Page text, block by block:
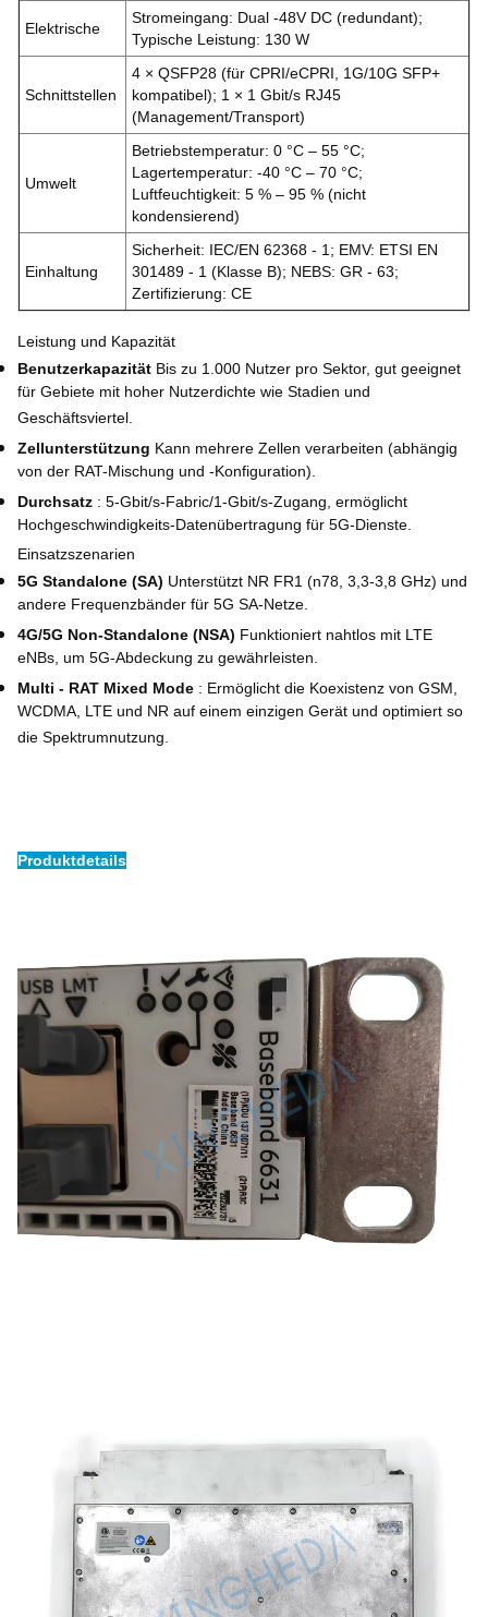
Elektrische
Stromeingang: Dual -48V DC (redundant);
Typische Leistung: 130 W
Schnittstellen
4 × QSFP28 (für CPRI/eCPRI, 1G/10G SFP+
kompatibel); 1 × 1 Gbit/s RJ45
(Management/Transport)
Umwelt
Betriebstemperatur: 0 °C – 55 °C;
Lagertemperatur: -40 °C – 70 °C;
Luftfeuchtigkeit: 5 % – 95 % (nicht
kondensierend)
Einhaltung
Sicherheit: IEC/EN 62368 - 1; EMV: ETSI EN
301489 - 1 (Klasse B); NEBS: GR - 63;
Zertifizierung: CE
Leistung und Kapazität
Benutzerkapazität Bis zu 1.000 Nutzer pro Sektor, gut geeignet
für Gebiete mit hoher Nutzerdichte wie Stadien und
Geschäftsviertel.
Zellunterstützung Kann mehrere Zellen verarbeiten (abhängig
von der RAT-Mischung und -Konfiguration).
Durchsatz : 5-Gbit/s-Fabric/1-Gbit/s-Zugang, ermöglicht
Hochgeschwindigkeits-Datenübertragung für 5G-Dienste.
Einsatzszenarien
5G Standalone (SA) Unterstützt NR FR1 (n78, 3,3-3,8 GHz) und
andere Frequenzbänder für 5G SA-Netze.
4G/5G Non-Standalone (NSA) Funktioniert nahtlos mit LTE
eNBs, um 5G-Abdeckung zu gewährleisten.
Multi - RAT Mixed Mode : Ermöglicht die Koexistenz von GSM,
WCDMA, LTE und NR auf einem einzigen Gerät und optimiert so
die Spektrumnutzung.
Produktdetails